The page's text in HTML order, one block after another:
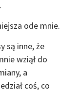
ode mnie.
są inne, że
wziął do
a
coś, co